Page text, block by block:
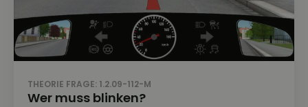
THEORIE FRAGE: 1.2.09-112-M
Wer muss blinken?